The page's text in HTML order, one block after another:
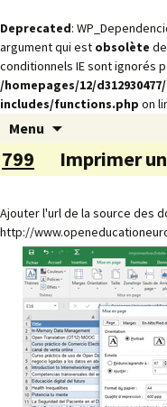
Deprecated:
argument qui est obsolète
conditionnels IE sont ignorés
/homepages/12/
includes/functions.php on
rusez.com
Animations
Menu
contenu
799
Imprimer
Ajouter l'url de la source des
http://